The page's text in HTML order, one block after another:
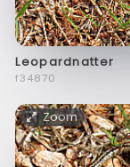
Leopardnatter
f34870
Zoom